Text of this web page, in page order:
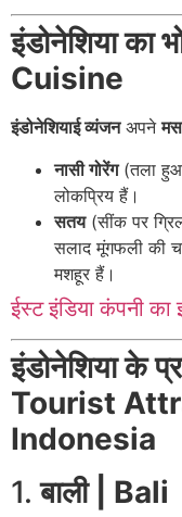
इंडोनेशिया
Cuisine
इंडोनेशियाई व्यंजनअपने
नासी गोरेंग(तला
लोकप्रिय हैं।
सतय(सींक पर
सलाद मूंगफली की
मशहूर हैं।
ईस्ट इंडिया कंपनी का
इंडोनेशिया के
Tourist
Indonesia
1.बाली | Bali